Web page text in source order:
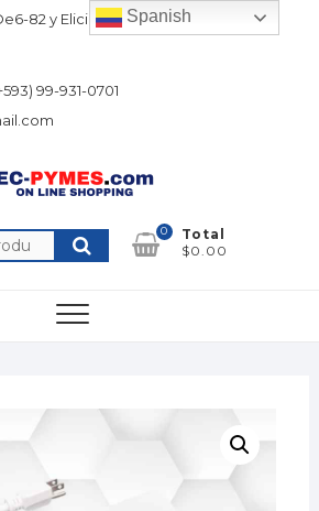
82 y Elicio Flor (Quito-
99-931-0701
Buscar
por:
0
Total
$0.00
Spanish